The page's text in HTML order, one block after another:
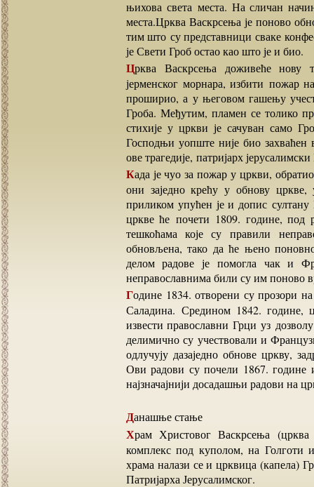
њихова света места. На сличан
места.Црква Васкрсења је поново
тим што су представници сваке
је Свети Гроб остао као што је и био.
Црква Васкрсења доживеће нову трагедију 1808. године,када ће, непажњом једног
јерменског морнара, избити пожар
проширио, а у његовом гашењу
Гроба. Међутим, пламен се толико
стихије у цркви је сачуван само
Господњи уопште није био
ове трагедије, патријарх
Када је чуо за пожар у цркви, обратио се васељенском патријарху Калинику за помоћ. Тако
они заједно крећу у обнову
приликом упућен је и допис
цркве ће почети 1809. године, под
тешкоћама које су правили
обновљена, тако да ће њено
делом радове је помогла чак и
неправославнима били су им поново
Године 1834. отворени су прозори на куполи цркве Васкрсења, који су затворени у време
Саладина. Средином 1842. године,
извести православни Грци уз
делимично су учествовали и
одлучују дазаједно обнове цркву,
Ови радови су почели 1867. године
најзначајнији досадашњи радови на
Данашње стање
Храм Христовог Васкрсења (црква Гроба Господњег) је данас велики архитектонски
комплекс под куполом, на Голготи
храма налази се и црквица (капела)
Патријарха Јерусалимског.